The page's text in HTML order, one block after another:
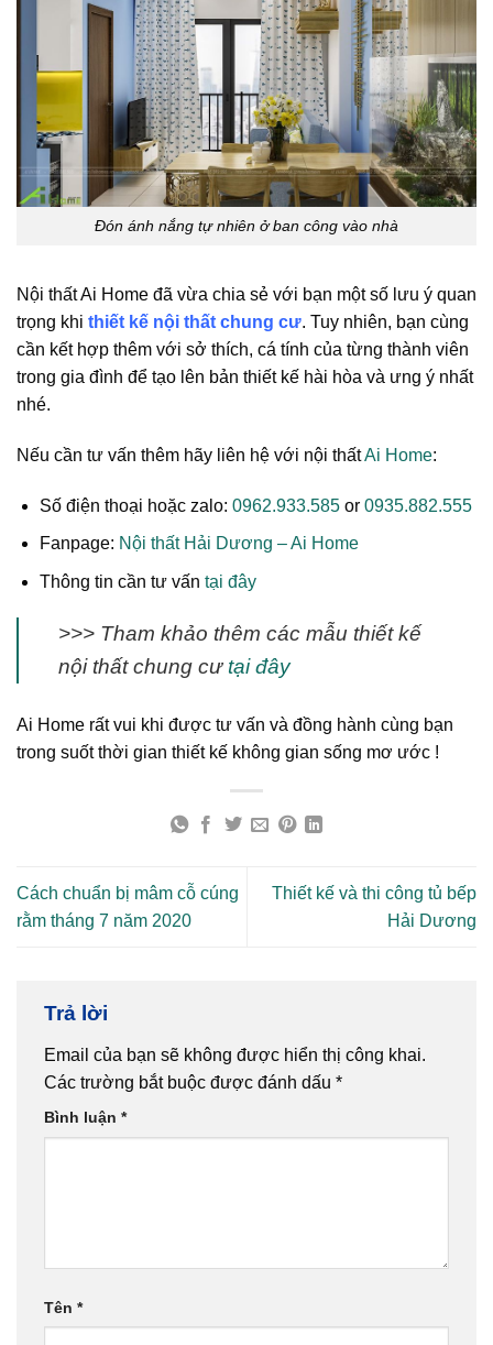
Đón ánh nắng tự nhiên ở ban công vào nhà
Nội thất Ai Home đã vừa chia sẻ với bạn một số lưu ý quan
trọng khi thiết kế nội thất chung cư. Tuy nhiên, bạn cùng
cần kết hợp thêm với sở thích, cá tính của từng thành viên
trong gia đình để tạo lên bản thiết kế hài hòa và ưng ý nhất
nhé.
Nếu cần tư vấn thêm hãy liên hệ với nội thấtAi Home:
Số điện thoại hoặc zalo: 0962.933.585or 0935.882.555
Fanpage: Nội thất Hải Dương – Ai Home
Thông tin cần tư vấn tại đây
>>> Tham khảo thêm các mẫu thiết kế
nội thất chung cưtại đây
Ai Home rất vui khi được tư vấn và đồng hành cùng bạn
trong suốt thời gian thiết kế không gian sống mơ ước !
Cách chuẩn bị mâm cỗ cúng
rằm tháng 7 năm 2020
Thiết kế và thi công tủ bếp
Hải Dương
Trả lời
Email của bạn sẽ không được hiển thị công khai.
Các trường bắt buộc được đánh dấu *
Bình luận *
Tên *